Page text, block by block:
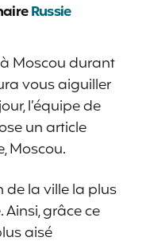
Russie
Moscou durant
vous aiguiller
l’équipe de
un article
Moscou.
de la ville la plus
Ainsi, grâce ce
aisé